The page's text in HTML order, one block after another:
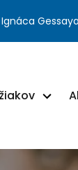
Gessaya